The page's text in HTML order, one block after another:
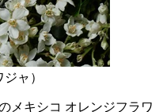
ャ）
メキシコ オレンジフラワ